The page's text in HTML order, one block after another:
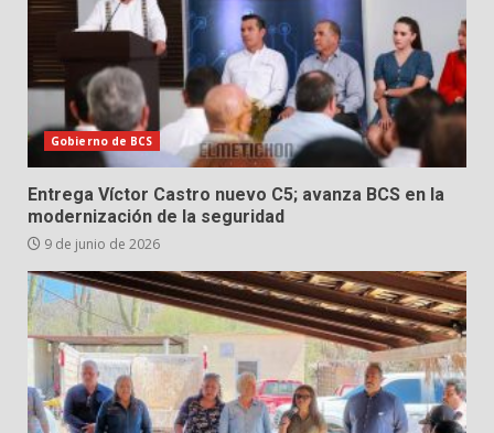
Gobierno de BCS
Entrega Víctor Castro nuevo C5; avanza BCS en la
modernización de la seguridad
9 de junio de 2026